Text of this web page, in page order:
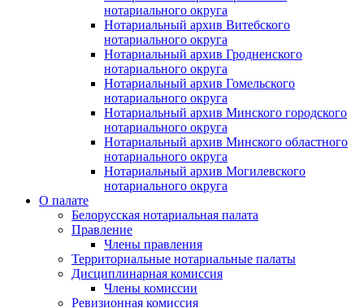
нотариального округа
Нотариальный архив Витебского
нотариального округа
Нотариальный архив Гродненского
нотариального округа
Нотариальный архив Гомельского
нотариального округа
Нотариальный архив Минского городского
нотариального округа
Нотариальный архив Минского областного
нотариального округа
Нотариальный архив Могилевского
нотариального округа
О палате
Белорусская нотариальная палата
Правление
Члены правления
Территориальные нотариальные палаты
Дисциплинарная комиссия
Члены комиссии
Ревизионная комиссия